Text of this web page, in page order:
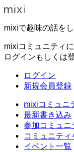
mixiで趣味の話を
mixiコミュニティ
ログインもしくは
ログイン
新規会員登録
mixiコミュニ
最新書き込み
参加コミュニ
コミュニティ
イベント一覧